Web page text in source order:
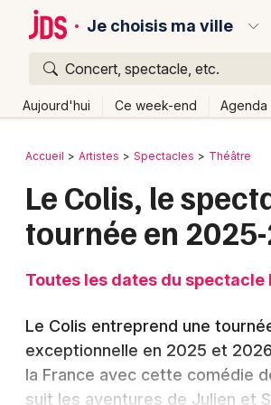
Je choisis ma ville
Concert, spectacle, etc.
Aujourd'hui Ce week-end Agenda
Publier un événement
Manifestations
Foires & salons
Bordeaux
Colmar
Mulhouse
Retour
Accueil Artistes Spectacles Théâtre
Le Colis, le
tournée en
Toutes les dates du spectacle
Le Colis entreprend une
exceptionnelle en 2025 et
la France avec cette comédie
suit les aventures de Julien et
Quoi ?
Où ?
Quand ?
Aujourd'hui
Demain Ce week-end